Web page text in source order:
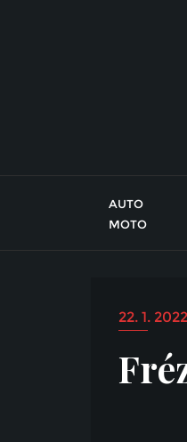
AUTO
MOTO
22. 1. 2022